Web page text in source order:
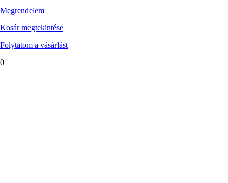
Megrendelem
Kosár megtekintése
Folytatom a vásárlást
0